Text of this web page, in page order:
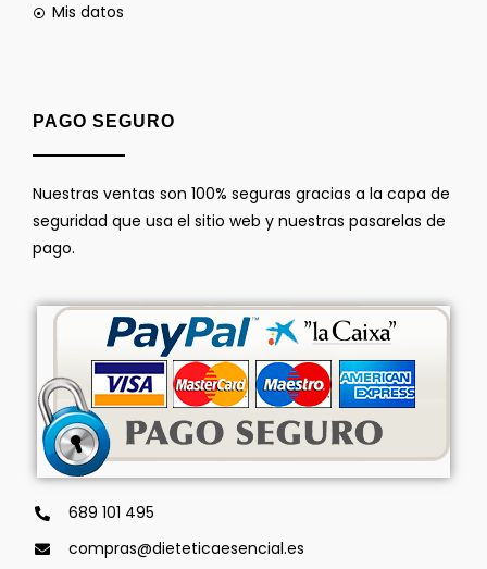
Mis datos
PAGO SEGURO
Nuestras ventas son 100% seguras gracias a la capa de
seguridad que usa el sitio web y nuestras pasarelas de
pago.
689 101 495
compras@dieteticaesencial.es